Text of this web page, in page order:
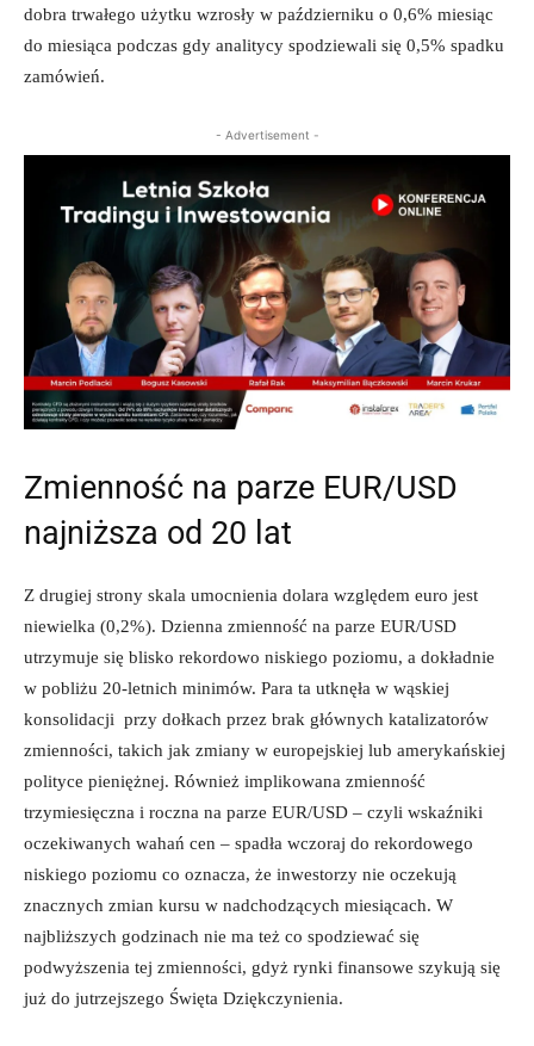
dobra trwałego użytku wzrosły w październiku o 0,6% miesiąc
do miesiąca podczas gdy analitycy spodziewali się 0,5% spadku
zamówień.
- Advertisement -
Zmienność na parze EUR/USD
najniższa od 20 lat
Z drugiej strony skala umocnienia dolara względem euro jest
niewielka (0,2%). Dzienna zmienność na parze EUR/USD
utrzymuje się blisko rekordowo niskiego poziomu, a dokładnie
w pobliżu 20-letnich minimów. Para ta utknęła w wąskiej
konsolidacji przy dołkach przez brak głównych katalizatorów
zmienności, takich jak zmiany w europejskiej lub amerykańskiej
polityce pieniężnej. Również implikowana zmienność
trzymiesięczna i roczna na parze EUR/USD – czyli wskaźniki
oczekiwanych wahań cen – spadła wczoraj do rekordowego
niskiego poziomu co oznacza, że inwestorzy nie oczekują
znacznych zmian kursu w nadchodzących miesiącach. W
najbliższych godzinach nie ma też co spodziewać się
podwyższenia tej zmienności, gdyż rynki finansowe szykują się
już do jutrzejszego Święta Dziękczynienia.